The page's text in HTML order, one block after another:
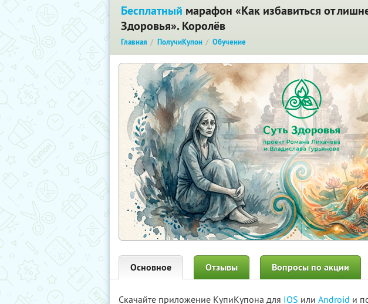
Бесплатный марафон «Как избавиться от
Здоровья». Королёв
Главная ПолучиКупон Обучение
Основное Отзывы Вопросы по акции
Скачайте приложение КупиКупона для IOS или Android и